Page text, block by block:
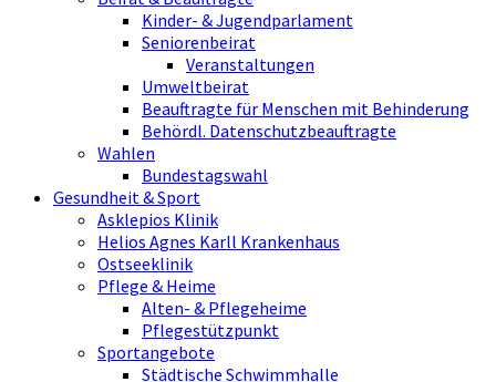
Kinder- & Jugendparlament
Seniorenbeirat
Veranstaltungen
Umweltbeirat
Beauftragte für Menschen mit Behinderung
Behördl. Datenschutzbeauftragte
Wahlen
Bundestagswahl
Gesundheit & Sport
Asklepios Klinik
Helios Agnes Karll Krankenhaus
Ostseeklinik
Pflege & Heime
Alten- & Pflegeheime
Pflegestützpunkt
Sportangebote
Städtische Schwimmhalle